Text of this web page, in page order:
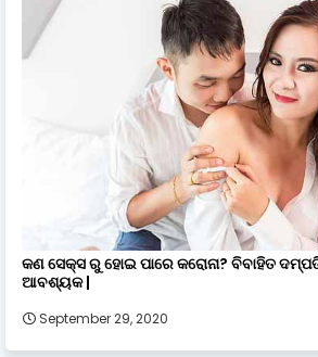
କଣ ସେକ୍ସ ରୁ ହୋଇ ପାରେ କରୋନା? ବିବାହିତ
ଆବଶ୍ୟକ |
September 29, 2020